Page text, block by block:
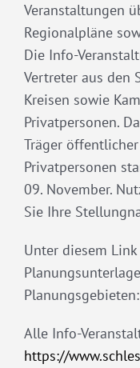
Veranstaltungen
Regionalpläne
Die Info-
Vertreter aus den
Kreisen sowie
Privatpersonen.
Träger
Privatpersonen
09. November.
Sie Ihre
Unter diesem
Planungsgebieten:
Alle Info-
https://